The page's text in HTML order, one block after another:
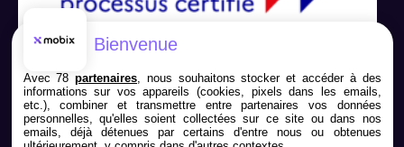
Bienvenue
Avec 78partenaires , nous souhaitons stocker et accéder à des
informations sur vos appareils (cookies, pixels dans les emails,
etc.), combiner et transmettre entre partenaires vos données
personnelles, qu'elles soient collectées sur ce site ou dans nos
emails, déjà détenues par certains d'entre nous ou obtenues